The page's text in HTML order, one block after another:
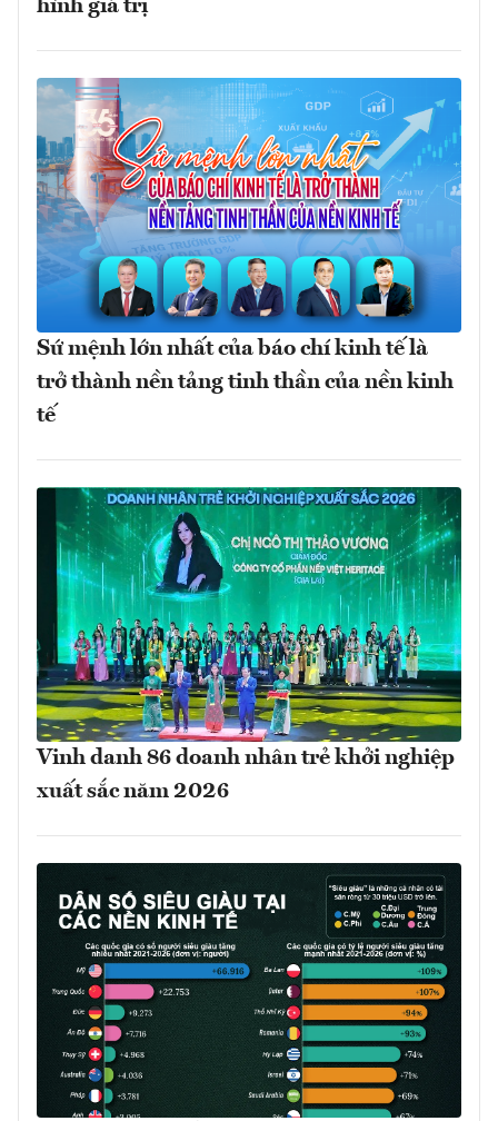
hình giá trị
Sứ mệnh lớn nhất của báo chí kinh tế là
trở thành nền tảng tinh thần của nền kinh
tế
Vinh danh 86 doanh nhân trẻ khởi nghiệp
xuất sắc năm 2026